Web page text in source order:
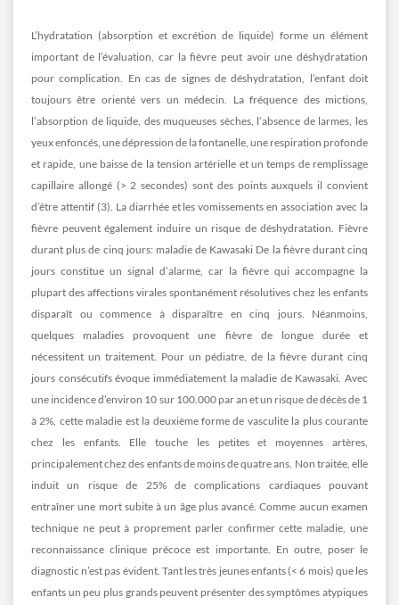
L’hydratation (absorption et excrétion de liquide) forme un élément
important de l’évaluation, car la fièvre peut avoir une déshydratation
pour complication. En cas de signes de déshydratation, l’enfant doit
toujours être orienté vers un médecin. La fréquence des mictions,
l’absorption de liquide, des muqueuses sèches, l’absence de larmes, les
yeux enfoncés, une dépression de la fontanelle, une respiration profonde
et rapide, une baisse de la tension artérielle et un temps de remplissage
capillaire allongé (> 2 secondes) sont des points auxquels il convient
d’être attentif (3). La diarrhée et les vomissements en association avec la
fièvre peuvent également induire un risque de déshydratation. Fièvre
durant plus de cinq jours: maladie de Kawasaki De la fièvre durant cinq
jours constitue un signal d’alarme, car la fièvre qui accompagne la
plupart des affections virales spontanément résolutives chez les enfants
disparaît ou commence à disparaître en cinq jours. Néanmoins,
quelques maladies provoquent une fièvre de longue durée et
nécessitent un traitement. Pour un pédiatre, de la fièvre durant cinq
jours consécutifs évoque immédiatement la maladie de Kawasaki. Avec
une incidence d’environ 10 sur 100.000 par an et un risque de décès de 1
à 2%, cette maladie est la deuxième forme de vasculite la plus courante
chez les enfants. Elle touche les petites et moyennes artères,
principalement chez des enfants de moins de quatre ans. Non traitée, elle
induit un risque de 25% de complications cardiaques pouvant
entraîner une mort subite à un âge plus avancé. Comme aucun examen
technique ne peut à proprement parler confirmer cette maladie, une
reconnaissance clinique précoce est importante. En outre, poser le
diagnostic n’est pas évident. Tant les très jeunes enfants (< 6 mois) que les
enfants un peu plus grands peuvent présenter des symptômes atypiques